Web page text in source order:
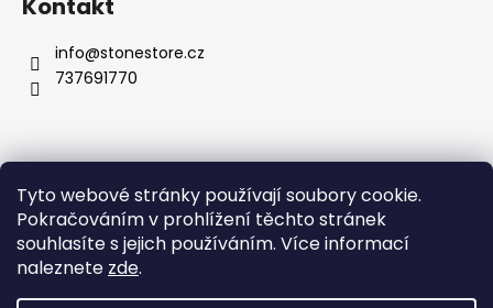
Tyto webové stránky používají soubory cookie.
Pokračováním v prohlížení těchto stránek
souhlasíte s jejich používáním. Více informací
naleznete zde.
Kontakt
info@stonestore.cz
737691770
Obchodní podmínky Podmínky ochrany osobních údajů
Velkoobchod
Kontakty